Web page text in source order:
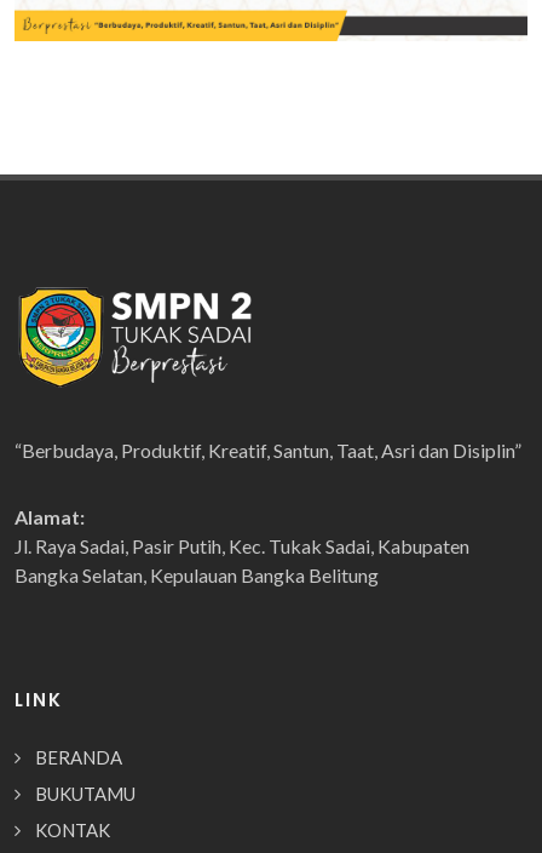
“Berbudaya, Produktif, Kreatif, Santun, Taat, Asri dan Disiplin”
Alamat:
Jl. Raya Sadai, Pasir Putih, Kec. Tukak Sadai, Kabupaten
Bangka Selatan, Kepulauan Bangka Belitung
LINK
BERANDA
BUKUTAMU
KONTAK